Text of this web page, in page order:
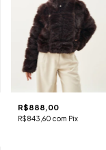
R$888,00
R$843,60 com Pix